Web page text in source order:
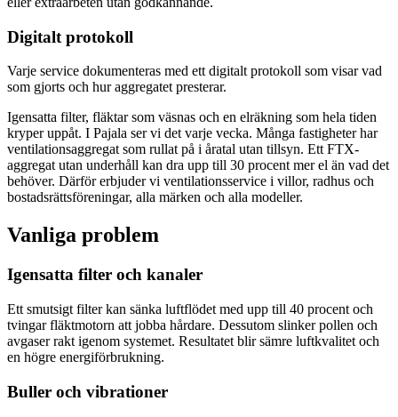
Digitalt protokoll
Varje service dokumenteras med ett digitalt protokoll som visar vad
som gjorts och hur aggregatet presterar.
Igensatta filter, fläktar som väsnas och en elräkning som hela tiden
kryper uppåt. I Pajala ser vi det varje vecka. Många fastigheter har
ventilationsaggregat som rullat på i åratal utan tillsyn. Ett FTX-
aggregat utan underhåll kan dra upp till 30 procent mer el än vad det
behöver. Därför erbjuder vi ventilationsservice i villor, radhus och
bostadsrättsföreningar, alla märken och alla modeller.
Vanliga problem
Igensatta filter och kanaler
Ett smutsigt filter kan sänka luftflödet med upp till 40 procent och
tvingar fläktmotorn att jobba hårdare. Dessutom slinker pollen och
avgaser rakt igenom systemet. Resultatet blir sämre luftkvalitet och
en högre energiförbrukning.
Buller och vibrationer